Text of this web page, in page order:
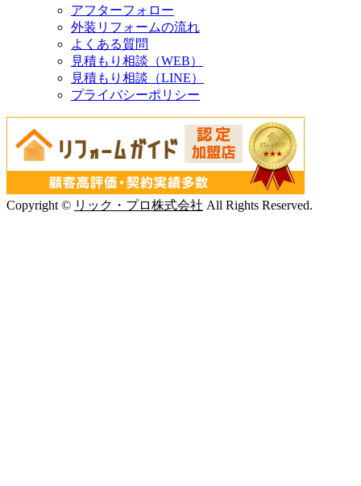
アフターフォロー
外装リフォームの流れ
よくある質問
見積もり相談（WEB）
見積もり相談（LINE）
プライバシーポリシー
Copyright © リック・プロ株式会社 All Rights Reserved.